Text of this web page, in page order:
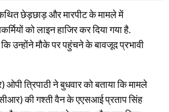
छेड़छाड़ और मारपीट के मामले में
को लाइन हाजिर कर दिया गया है.
उन्‍होंने मौके पर पहुंचने के बावजूद प्रभावी
ओपी त्रिपाठी ने बुधवार को बताया कि मामले
की गश्ती वैन के एएसआई प्रताप सिंह